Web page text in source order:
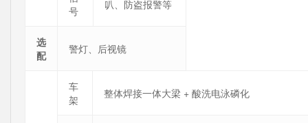
号
叭、防盗报警等
选
配
警灯、后视镜
车
架
整体焊接一体大梁 + 酸洗电泳磷化